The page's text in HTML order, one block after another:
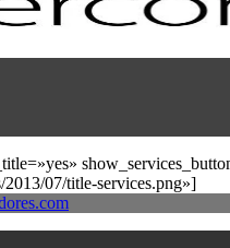
07/title-services.png»]